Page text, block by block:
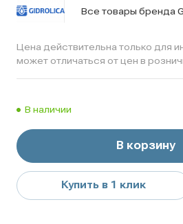
Все товары бренда
Цена действительна только для
может отличаться от цен в
В наличии
В корзину
Купить в 1 клик